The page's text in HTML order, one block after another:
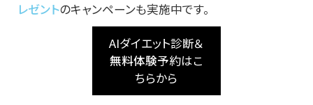
レゼントのキャンペーンも実施中です。
AIダイエット診断＆
無料体験予約はこ
ちらから